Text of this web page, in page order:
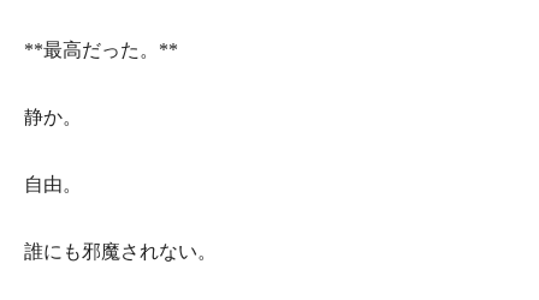
**最高だった。**
静か。
自由。
誰にも邪魔されない。